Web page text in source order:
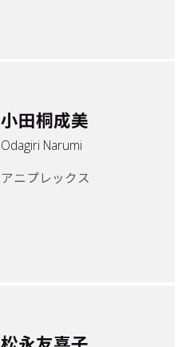
小田桐成美
Odagiri Narumi
アニプレックス